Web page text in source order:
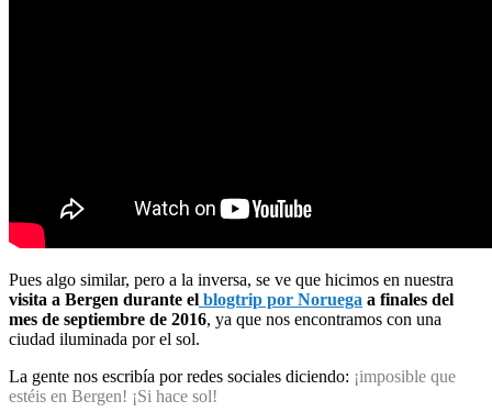
Pues algo similar, pero a la inversa, se ve que hicimos en nuestra
visita a Bergen durante el blogtrip por Noruega a finales del
mes de septiembre de 2016, ya que nos encontramos con una
ciudad iluminada por el sol.
La gente nos escribía por redes sociales diciendo: ¡imposible que
estéis en Bergen! ¡Si hace sol!